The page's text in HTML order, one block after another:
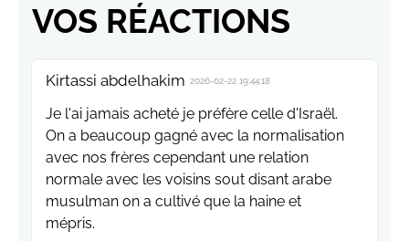
VOS RÉACTIONS
Kirtassi abdelhakim 2026-02-22 19:44:18
Je l'ai jamais acheté je préfère celle d'Israël.
On a beaucoup gagné avec la normalisation
avec nos frères cependant une relation
normale avec les voisins sout disant arabe
musulman on a cultivé que la haine et
mépris.